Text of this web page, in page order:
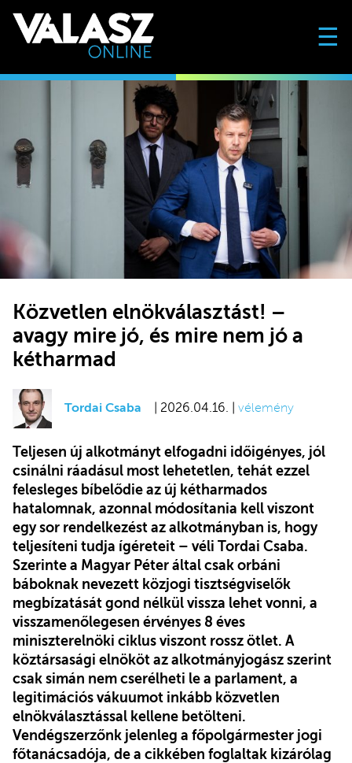
☰
Közvetlen elnökválasztást! –
avagy mire jó, és mire nem jó a
kétharmad
Tordai Csaba | 2026.04.16. | vélemény
Teljesen új alkotmányt elfogadni időigényes, jól
csinálni ráadásul most lehetetlen, tehát ezzel
felesleges bíbelődie az új kétharmados
hatalomnak, azonnal módosítania kell viszont
egy sor rendelkezést az alkotmányban is, hogy
teljesíteni tudja ígéreteit – véli Tordai Csaba.
Szerinte a Magyar Péter által csak orbáni
báboknak nevezett közjogi tisztségviselők
megbízatását gond nélkül vissza lehet vonni, a
visszamenőlegesen érvényes 8 éves
miniszterelnöki ciklus viszont rossz ötlet. A
köztársasági elnököt az alkotmányjogász szerint
csak simán nem cserélheti le a parlament, a
legitimációs vákuumot inkább közvetlen
elnökválasztással kellene betölteni.
Vendégszerzőnk jelenleg a főpolgármester jogi
főtanácsadója, de a cikkében foglaltak kizárólag